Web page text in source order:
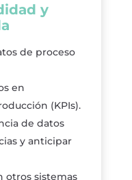
y
de proceso
en
(KPIs).
de datos
y anticipar
otros sistemas